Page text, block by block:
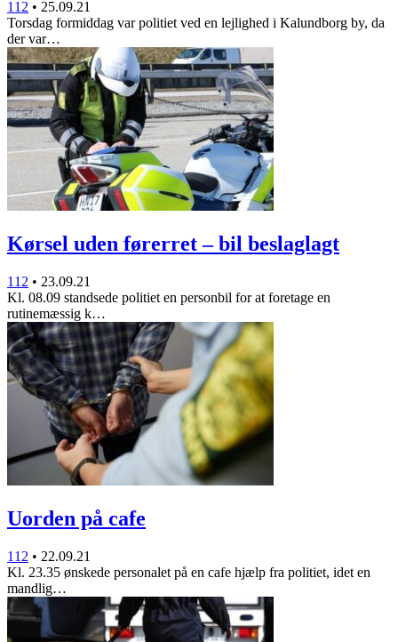
112 • 25.09.21
Torsdag formiddag var politiet ved en lejlighed i Kalundborg by, da
der var…
Kørsel uden førerret – bil beslaglagt
112 • 23.09.21
Kl. 08.09 standsede politiet en personbil for at foretage en
rutinemæssig k…
Uorden på cafe
112 • 22.09.21
Kl. 23.35 ønskede personalet på en cafe hjælp fra politiet, idet en
mandlig…